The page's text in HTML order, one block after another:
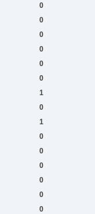
0
0
0
0
0
0
1
0
1
0
0
0
0
0
0